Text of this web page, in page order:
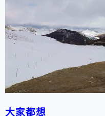
大家都想